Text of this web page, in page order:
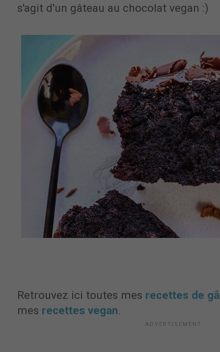
s'agit d'un gâteau au chocolat vegan :)
Retrouvez ici toutes mes recettes de
mes recettes vegan.